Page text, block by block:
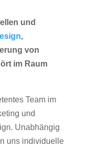
und
,
von
im Raum
Team im
und
Unabhängig
uns individuelle